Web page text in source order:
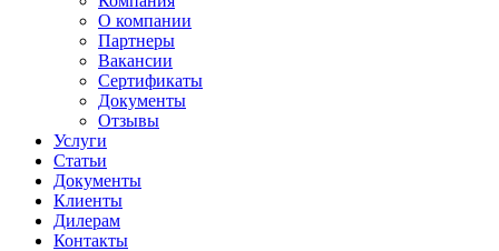
О компании
Партнеры
Вакансии
Сертификаты
Документы
Отзывы
Услуги
Статьи
Документы
Клиенты
Дилерам
Контакты